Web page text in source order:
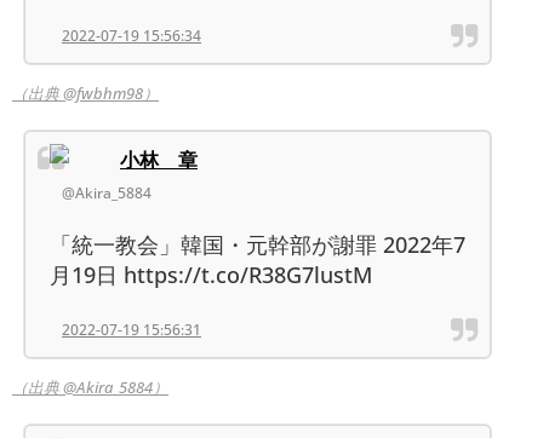
2022-07-19 15:56:34
（出典 @fwbhm98）
小林 章
@Akira_5884
「統一教会」韓国・元幹部が謝罪 2022年7
月19日 https://t.co/R38G7lustM
2022-07-19 15:56:31
（出典 @Akira_5884）